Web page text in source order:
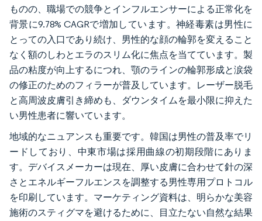
ものの、職場での競争とインフルエンサーによる正常化を
背景に9.78% CAGRで増加しています。神経毒素は男性に
とっての入口であり続け、男性的な顔の輪郭を変えること
なく額のしわとエラのスリム化に焦点を当てています。製
品の粘度が向上するにつれ、顎のラインの輪郭形成と涙袋
の修正のためのフィラーが普及しています。レーザー脱毛
と高周波皮膚引き締めも、ダウンタイムを最小限に抑えた
い男性患者に響いています。
地域的なニュアンスも重要です。韓国は男性の普及率でリ
ードしており、中東市場は採用曲線の初期段階にありま
す。デバイスメーカーは現在、厚い皮膚に合わせて針の深
さとエネルギーフルエンスを調整する男性専用プロトコル
を印刷しています。マーケティング資料は、明らかな美容
施術のスティグマを避けるために、目立たない自然な結果